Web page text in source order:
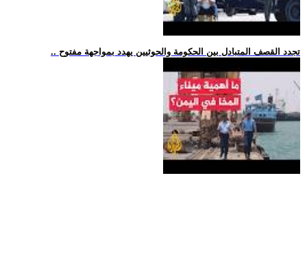
.. تجدد القصف المتبادل بين الحكومة والحوثيين يهدد بمواجهة مفتوح